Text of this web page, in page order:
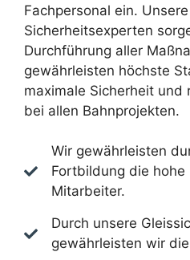
Fachpersonal ein.
Sicherheitsexperten
Durchführung aller
gewährleisten höchste
maximale Sicherheit und
bei allen Bahnprojekten.
Wir gewährleisten
Fortbildung die hohe
Mitarbeiter.
Durch unsere
gewährleisten wir